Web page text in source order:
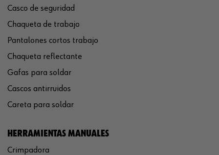
Casco de seguridad
Chaqueta de trabajo
Pantalones cortos trabajo
Chaqueta reflectante
Gafas para soldar
Cascos antirruidos
Careta para soldar
HERRAMIENTAS MANUALES
Crimpadora